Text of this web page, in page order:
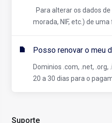
Suporte
Para alterar os dados
morada, NIF, etc.) de uma
Posso renovar o meu
Dominios .com, .net,
20 a 30 dias para o